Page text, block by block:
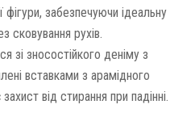
фігури, забезпечуючи ідеальну
сковування рухів.
зі зносостійкого деніму з
вставками з арамідного
від стирання при падінні.